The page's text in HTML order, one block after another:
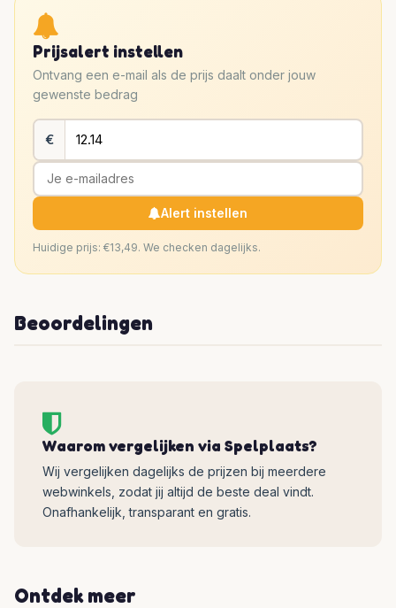
Prijsalert instellen
Ontvang een e-mail als de prijs daalt onder jouw
gewenste bedrag
€
Alert instellen
Huidige prijs: €13,49. We checken dagelijks.
Beoordelingen
Waarom vergelijken via Spelplaats?
Wij vergelijken dagelijks de prijzen bij meerdere
webwinkels, zodat jij altijd de beste deal vindt.
Onafhankelijk, transparant en gratis.
Ontdek meer